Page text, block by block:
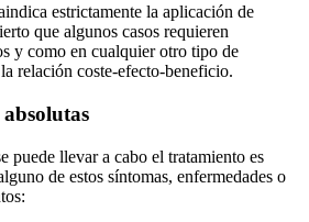
estrictamente la aplicación de
que algunos casos requieren
y como en cualquier otro tipo de
relación coste-efecto-beneficio.
puede llevar a cabo el tratamiento es
de estos síntomas, enfermedades o